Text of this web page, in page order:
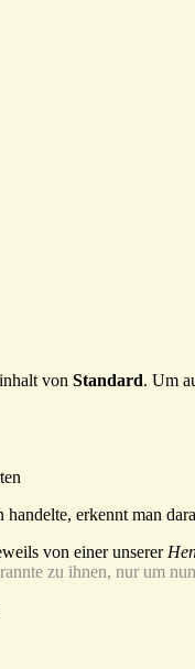
von Standard. Um
handelte, erkennt man
von einer unserer
zu ihnen, nur um